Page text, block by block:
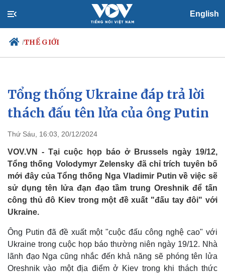
English
/THẾ GIỚI
Chính trị
Đảng
Tổ chức nhân sự
Nhận diện sự thật
Xã hội
Tin 24h
Dự báo thời tiết
Việc làm
Biển đảo
Tổng thống Ukraine đáp trả lời
thách đấu tên lửa của ông Putin
Thứ Sáu, 16:03, 20/12/2024
VOV.VN - Tại cuộc họp báo ở Brussels ngày 19/12,
Tổng thống Volodymyr Zelensky đã chỉ trích tuyên bố
mới đây của Tổng thống Nga Vladimir Putin về việc sẽ
sử dụng tên lửa đạn đạo tầm trung Oreshnik để tấn
công thủ đô Kiev trong một đề xuất "đấu tay đôi" với
Ukraine.
Ông Putin đã đề xuất một "cuộc đấu công nghệ cao" với
Ukraine trong cuộc họp báo thường niên ngày 19/12. Nhà
lãnh đạo Nga cũng nhắc đến khả năng sẽ phóng tên lửa
Oreshnik vào một địa điểm ở Kiev trong khi thách thức